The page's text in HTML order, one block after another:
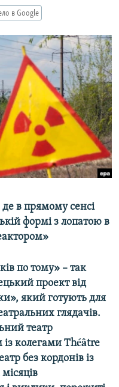
в Google
де в прямому сенсі
формі з лопатою в
по тому» – так
проект від
який готують для
глядачів.
театр
колегами Théâtre
без кордонів із